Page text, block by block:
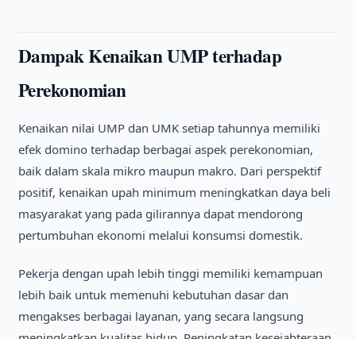
Dampak Kenaikan UMP terhadap
Perekonomian
Kenaikan nilai UMP dan UMK setiap tahunnya memiliki
efek domino terhadap berbagai aspek perekonomian,
baik dalam skala mikro maupun makro. Dari perspektif
positif, kenaikan upah minimum meningkatkan daya beli
masyarakat yang pada gilirannya dapat mendorong
pertumbuhan ekonomi melalui konsumsi domestik.
Pekerja dengan upah lebih tinggi memiliki kemampuan
lebih baik untuk memenuhi kebutuhan dasar dan
mengakses berbagai layanan, yang secara langsung